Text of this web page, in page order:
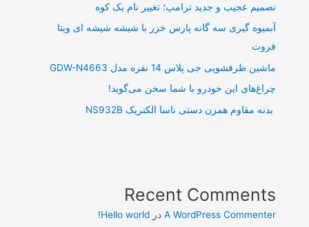
تصمیم عجیب و جدید ترامپ؛ تغییر نام یک کوه
آبمیوه گیری سه گانه پارس خزر با شیشه شیشه ای ویتا
فروت
ماشین ظرفشویی جی پلاس 14 نفره مدل GDW-N4663
چراغ‌های این خودرو با شما سخن می‌گوید!
بدنه مقاوم همزن دستی ناسا الکتریک NS932B
Recent Comments
A WordPress Commenter درHello world!